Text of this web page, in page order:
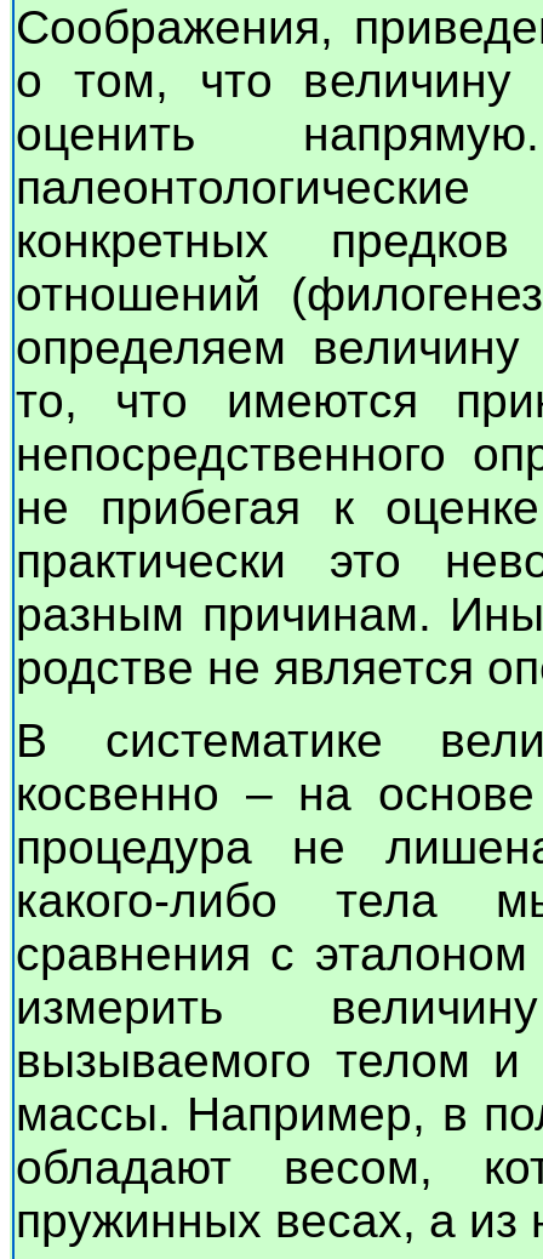
Соображения,
о том, что величину
оценить
конкретных
отношений
определяем
то, что имеются
непосредственного
не прибегая к
практически это
разным причинам.
родстве не является
В систематике
косвенно – на
процедура не
какого-либо тела
сравнения с
измерить
вызываемого телом и
массы. Например, в
обладают весом,
пружинных весах, а из